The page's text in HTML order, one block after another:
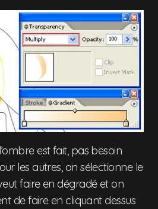
est fait, pas besoin
les autres, on sélectionne le
faire en dégradé et on
de faire en cliquant dessus